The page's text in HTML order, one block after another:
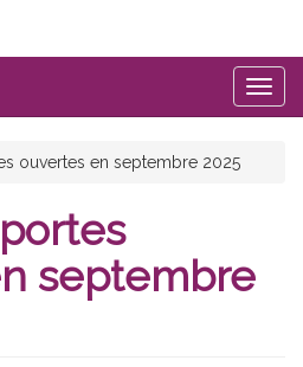
ouvertes en septembre 2025
septembre